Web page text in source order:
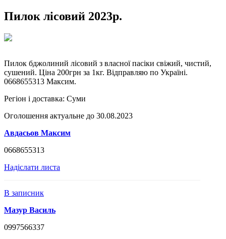
Пилок лісовий 2023р.
Пилок бджолиний лісовий з власної пасіки свіжий, чистий,
сушений. Ціна 200грн за 1кг. Відправляю по Україні.
0668655313 Максим.
Регіон і доставка: Суми
Оголошення актуальне до 30.08.2023
Авдасьов Максим
0668655313
Надіслати листа
В записник
Мазур Василь
0997566337